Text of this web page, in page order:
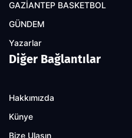
GAZİANTEP BASKETBOL
GÜNDEM
Yazarlar
Diğer Bağlantılar
Hakkımızda
Künye
Bize Ulaşın